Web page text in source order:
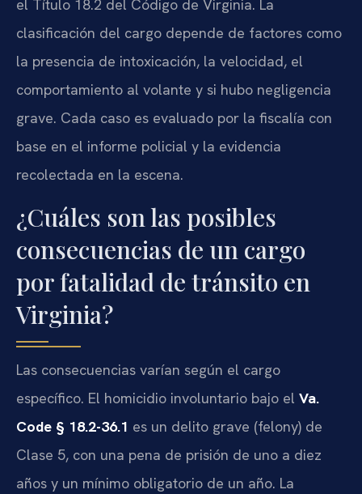
el Título 18.2 del Código de Virginia. La
clasificación del cargo depende de factores como
la presencia de intoxicación, la velocidad, el
comportamiento al volante y si hubo negligencia
grave. Cada caso es evaluado por la fiscalía con
base en el informe policial y la evidencia
recolectada en la escena.
¿Cuáles son las posibles
consecuencias de un cargo
por fatalidad de tránsito en
Virginia?
Las consecuencias varían según el cargo
específico. El homicidio involuntario bajo el Va.
Code § 18.2-36.1 es un delito grave (felony) de
Clase 5, con una pena de prisión de uno a diez
años y un mínimo obligatorio de un año. La